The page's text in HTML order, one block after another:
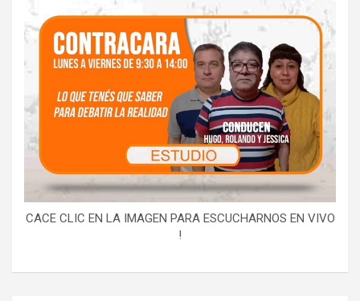
CACE CLIC EN LA IMAGEN PARA ESCUCHARNOS EN VIVO
!